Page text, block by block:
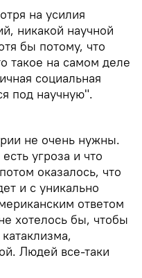
на усилия
никакой научной
бы потому, что
такое на самом деле
социальная
под научную".
не очень нужны.
угроза и что
оказалось, что
и с уникально
ответом
хотелось бы, чтобы
Людей все-таки